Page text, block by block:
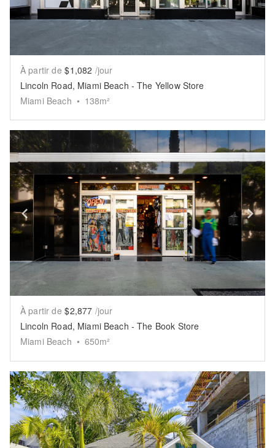
À partir de $1,082 /jour
Lincoln Road, Miami Beach - The Yellow Store
Miami Beach • 138m²
Show previous slide
À partir de $2,877 /jour
Lincoln Road, Miami Beach - The Book Store
Miami Beach • 650m²